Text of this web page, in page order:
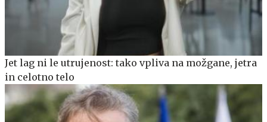
Jet lag ni le utrujenost: tako vpliva na možgane, jetra
in celotno telo